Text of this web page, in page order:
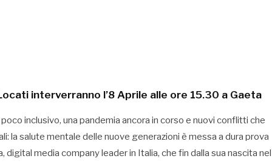
interverranno l’8 Aprile alle ore 15.30 a Gaeta
inclusivo, una pandemia ancora in corso e nuovi conflitti che
la salute mentale delle nuove generazioni è messa a dura prova
media company leader in Italia, che fin dalla sua nascita nel